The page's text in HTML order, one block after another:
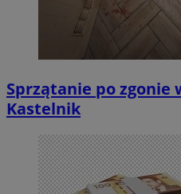
Sprzątanie po zgonie
Kastelnik